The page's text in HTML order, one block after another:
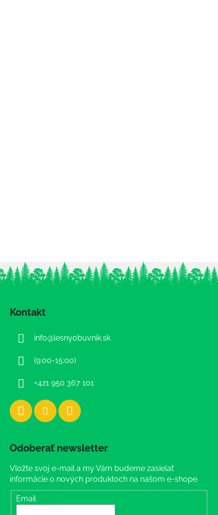
Kontakt
info@lesnyobuvnik.sk
(9:00-15:00)
+421 950 367 101
Odoberať newsletter
Vložte svoj e-mail a my Vám budeme zasielať
informácie o nových produktoch na našom e-shope.
Email